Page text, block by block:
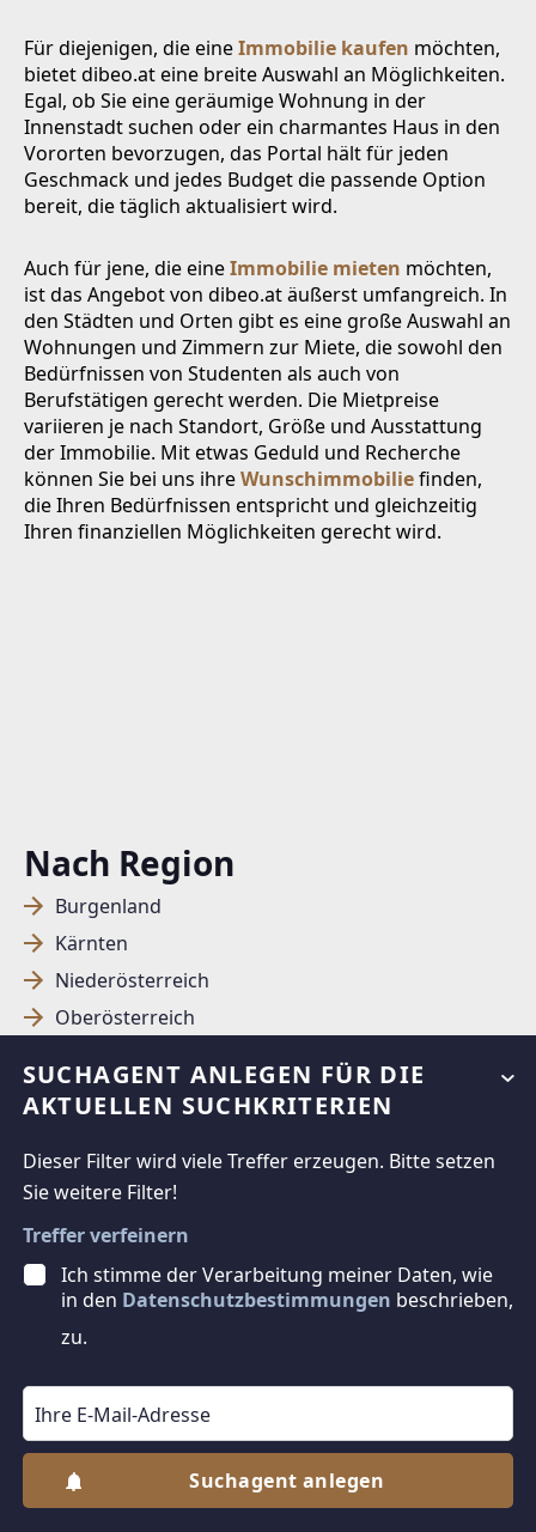
Nach Region
Burgenland
Kärnten
Niederösterreich
Oberösterreich
Steiermark
Vorarlberg
Wien
In Immobilien Investieren
Jetzt Suchagent anlegen
SUCHAGENT ANLEGEN FÜR DIE
AKTUELLEN SUCHKRITERIEN
Dieser Filter wird viele Treffer erzeugen. Bitte setzen
Sie weitere Filter!
Treffer verfeinern
Ich stimme der Verarbeitung meiner Daten, wie
in den Datenschutzbestimmungen beschrieben,
zu.
Suchagent anlegen
Für diejenigen, die eineImmobilie kaufen möchten,
bietet dibeo.at eine breite Auswahl an Möglichkeiten.
Egal, ob Sie eine geräumige Wohnung in der
Innenstadt suchen oder ein charmantes Haus in den
Vororten bevorzugen, das Portal hält für jeden
Geschmack und jedes Budget die passende Option
bereit, die täglich aktualisiert wird.
Auch für jene, die eineImmobilie mieten möchten,
ist das Angebot von dibeo.at äußerst umfangreich. In
den Städten und Orten gibt es eine große Auswahl an
Wohnungen und Zimmern zur Miete, die sowohl den
Bedürfnissen von Studenten als auch von
Berufstätigen gerecht werden. Die Mietpreise
variieren je nach Standort, Größe und Ausstattung
der Immobilie. Mit etwas Geduld und Recherche
können Sie bei uns ihreWunschimmobiliefinden,
die Ihren Bedürfnissen entspricht und gleichzeitig
Ihren finanziellen Möglichkeiten gerecht wird.